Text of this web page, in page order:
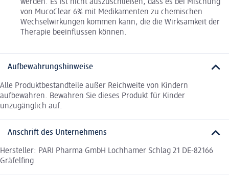
werden. Es ist nicht auszuschließen, dass es bei Mischung
von MucoClear 6% mit Medikamenten zu chemischen
Wechselwirkungen kommen kann, die die Wirksamkeit der
Therapie beeinflussen können.
Aufbewahrungshinweise
Alle Produktbestandteile außer Reichweite von Kindern
aufbewahren. Bewahren Sie dieses Produkt für Kinder
unzugänglich auf.
Anschrift des Unternehmens
Hersteller: PARI Pharma GmbH Lochhamer Schlag 21 DE-82166
Gräfelfing